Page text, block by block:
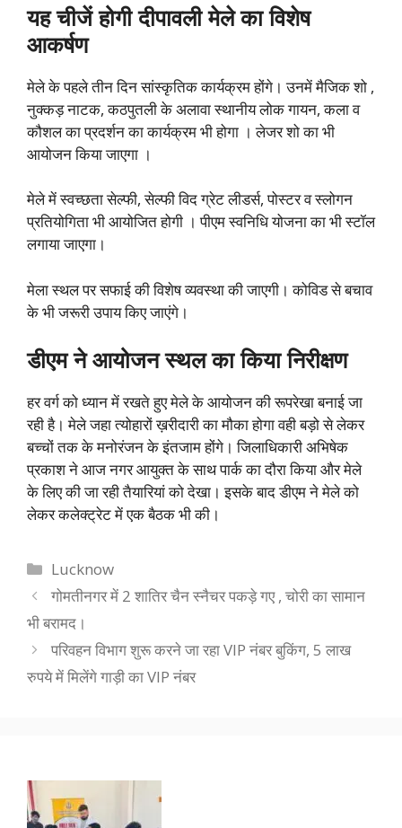
यह चीजें होगी दीपावली मेले का विशेष
आकर्षण
मेले के पहले तीन दिन सांस्कृतिक कार्यक्रम होंगे। उनमें मैजिक शो ,
नुक्कड़ नाटक, कठपुतली के अलावा स्थानीय लोक गायन, कला व
कौशल का प्रदर्शन का कार्यक्रम भी होगा । लेजर शो का भी
आयोजन किया जाएगा ।
मेले में स्वच्छता सेल्फी, सेल्फी विद ग्रेट लीडर्स, पोस्टर व स्लोगन
प्रतियोगिता भी आयोजित होगी । पीएम स्वनिधि योजना का भी स्टॉल
लगाया जाएगा।
मेला स्थल पर सफाई की विशेष व्यवस्था की जाएगी। कोविड से बचाव
के भी जरूरी उपाय किए जाएंगे।
डीएम ने आयोजन स्थल का किया निरीक्षण
हर वर्ग को ध्यान में रखते हुए मेले के आयोजन की रूपरेखा बनाई जा
रही है। मेले जहा त्योहारों ख़रीदारी का मौका होगा वही बड़ो से लेकर
बच्चों तक के मनोरंजन के इंतजाम होंगे। जिलाधिकारी अभिषेक
प्रकाश ने आज नगर आयुक्त के साथ पार्क का दौरा किया और मेले
के लिए की जा रही तैयारियां को देखा। इसके बाद डीएम ने मेले को
लेकर कलेक्ट्रेट में एक बैठक भी की।
Categories
Lucknow
गोमतीनगर में 2 शातिर चैन स्नैचर पकड़े गए , चोरी का सामान
भी बरामद।
परिवहन विभाग शुरू करने जा रहा VIP नंबर बुकिंग, 5 लाख
रुपये में मिलेंगे गाड़ी का VIP नंबर